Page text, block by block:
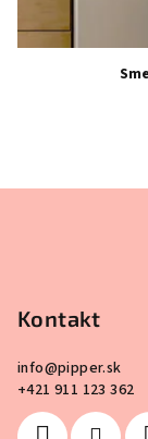
Kontakt
info@pipper.sk
+421 911 123 362